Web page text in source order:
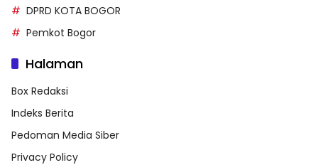
DPRD KOTA BOGOR
Pemkot Bogor
Halaman
Box Redaksi
Indeks Berita
Pedoman Media Siber
Privacy Policy